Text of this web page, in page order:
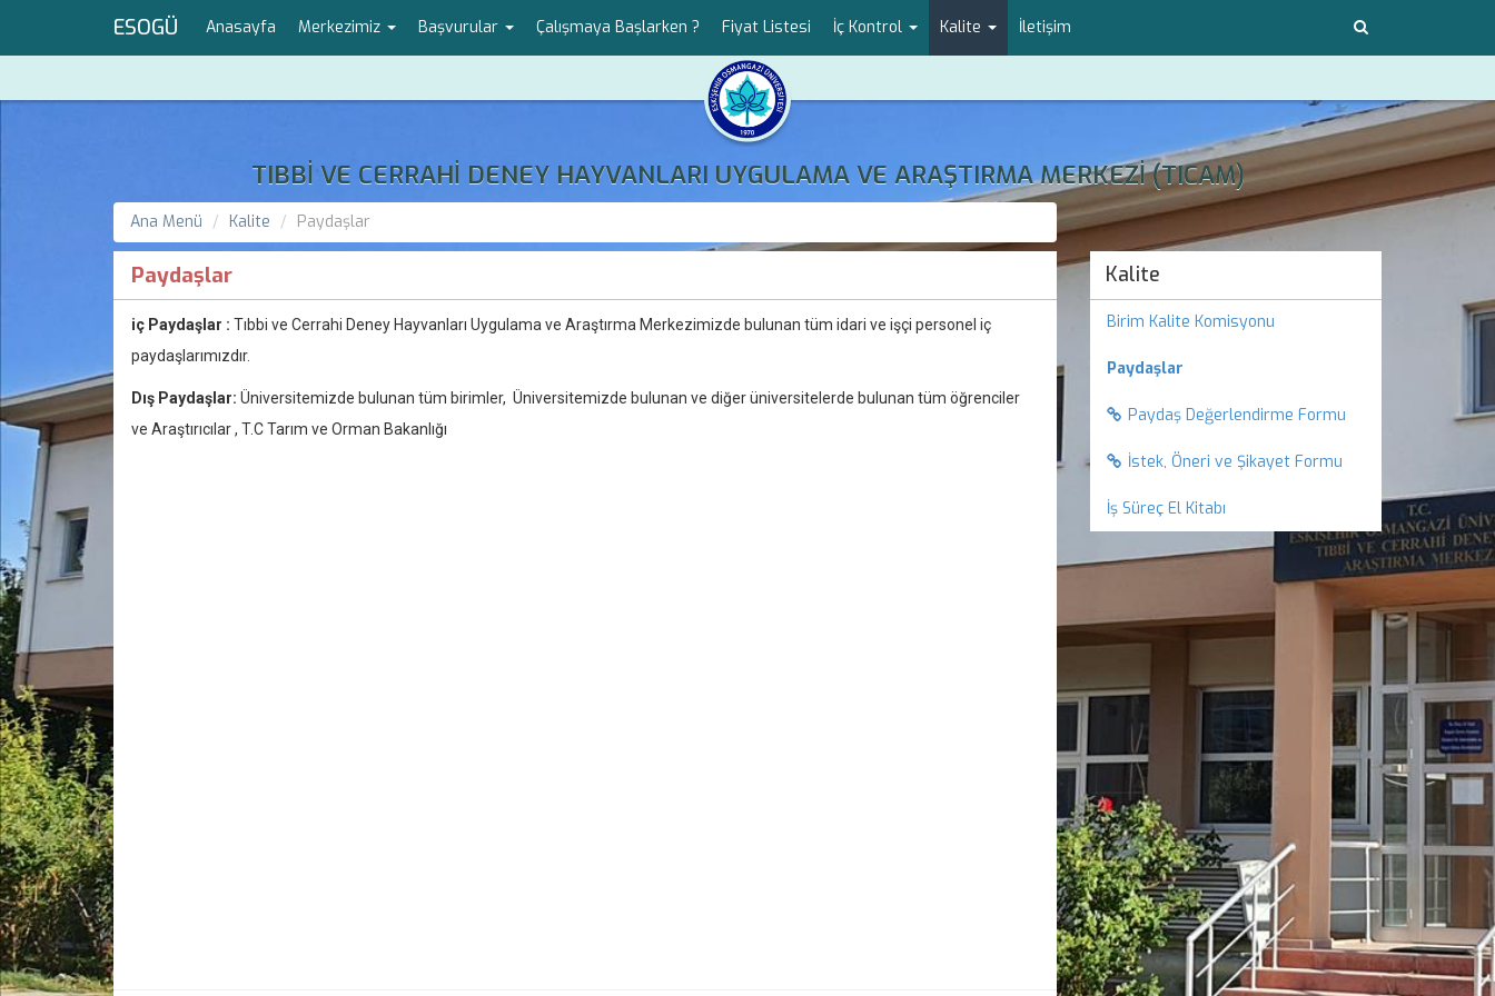
ESOGÜ Anasayfa Merkezimiz Başvurular Çalışmaya Başlarken ? Fiyat Listesi İç Kontrol Kalite İletişim
TIBBİ VE CERRAHİ DENEY HAYVANLARI UYGULAMA VE ARAŞTIRMA MERKEZİ (TICAM)
Ana Menü Kalite Paydaşlar
Paydaşlar
iç Paydaşlar : Tıbbi ve Cerrahi Deney Hayvanları Uygulama ve Araştırma Merkezimizde bulunan tüm idari ve işçi personel iç
paydaşlarımızdır.
Dış Paydaşlar: Üniversitemizde bulunan tüm birimler, Üniversitemizde bulunan ve diğer üniversitelerde bulunan tüm öğrenciler
ve Araştırıcılar , T.C Tarım ve Orman Bakanlığı
Kalite
Birim Kalite Komisyonu
Paydaşlar
Paydaş Değerlendirme Formu
İstek, Öneri ve Şikayet Formu
İş Süreç El Kitabı